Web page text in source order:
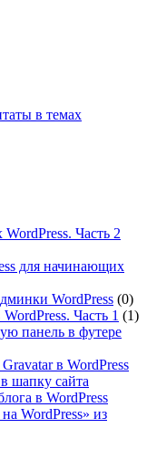
в темах
Часть 2
для начинающих
WordPress (0)
Часть 1 (1)
панель в футере
в WordPress
шапку сайта
в WordPress
WordPress» из